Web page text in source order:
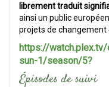
librement traduit
ainsi un public
projets de changement
https://
sun-1/season/5?
Épisodes de suivi